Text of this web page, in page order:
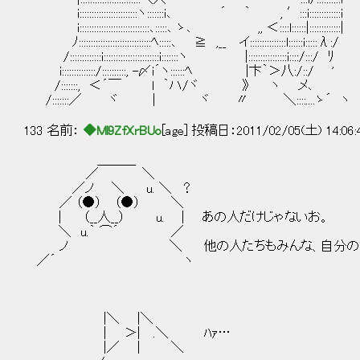
i::::::::::::::::::::::::ヽ:::::::i､ ´ ｀ , ′:::i:::::::::::::i
i:::::::::::::::::::::::::::::､:::::､ ゝ､ ,, ＜::::l::::::|:::::::::::::|
ﾉ::::::::::::::::::::::::::::::ﾍ:::::､ ≧ ,__ イ:::::::::::::::l::::::i:::::λ:/
/:::::::::::::i:::::::::::::::::::::::i:::::::ヽ |::::::::::::::::i::::/:::/ ﾘ
i::::::::::::::/::::::::::, -〆i´ヽ::::::ﾍ |卞｀＞八:/::/ '
/:::::::, ＜´￣ l ｀ハ/ヾ 》 ヽ メ､
/:::::::／ ヾ | ヾ 〃 ＼::::....ゝ´ ヽ
133 名前： ◆Ml9ZfXrBUo [age] 投稿日：2011/02/05(土)
／ ＼
／ノ ＼ u. ＼ ？
／ （●） （●） ＼
| （__人__） u. | あの人だけじゃないお。
＼ u.｀ ⌒´ ／
ノ ＼ 他の人たちもみんな、自分の家や畑
／´ ヽ
|＼ |＼
| ＞| .＼ ﾊｧ…
|／ | ＼